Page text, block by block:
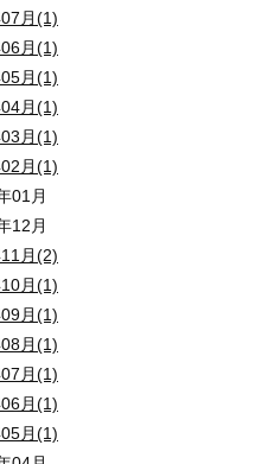
月(1)
月(1)
月(1)
月(1)
月(1)
月(1)
01月
12月
月(2)
月(1)
月(1)
月(1)
月(1)
月(1)
月(1)